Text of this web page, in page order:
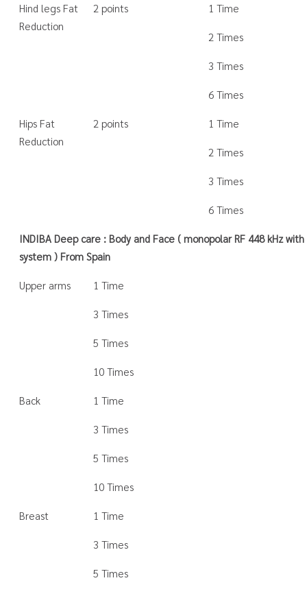
Hind legs Fat
Reduction
2 points 1 Time
2 Times
3 Times
6 Times
Hips Fat
Reduction
2 points 1 Time
2 Times
3 Times
6 Times
INDIBA Deep care : Body and Face ( monopolar RF 448 kHz
system ) From Spain
Upper arms 1 Time
3 Times
5 Times
10 Times
Back 1 Time
3 Times
5 Times
10 Times
Breast 1 Time
3 Times
5 Times